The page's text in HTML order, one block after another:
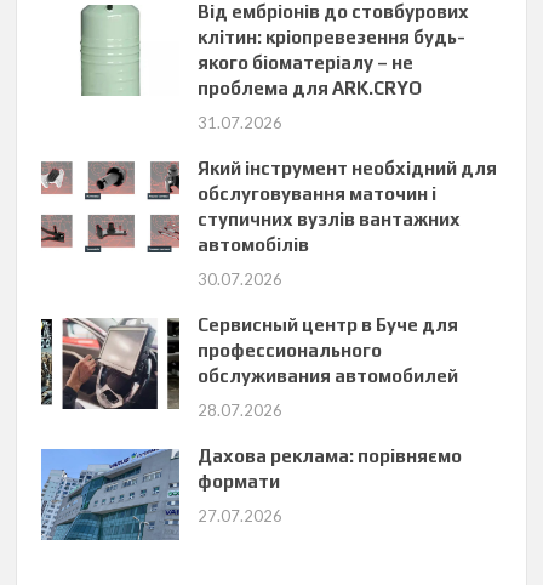
Від ембріонів до стовбурових
клітин: кріопревезення будь-
якого біоматеріалу – не
проблема для ARK.CRYO
31.07.2026
Який інструмент необхідний для
обслуговування маточин і
ступичних вузлів вантажних
автомобілів
30.07.2026
Сервисный центр в Буче для
профессионального
обслуживания автомобилей
28.07.2026
Дахова реклама: порівняємо
формати
27.07.2026